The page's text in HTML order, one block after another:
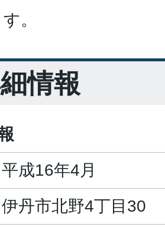
。
情報
平成16年4月
伊丹市北野4丁目30